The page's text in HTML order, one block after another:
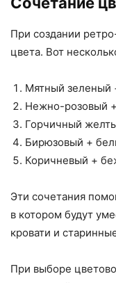
При создании
цвета. Вот
Мятный зеленый
Нежно-розовый
Горчичный
Бирюзовый +
Коричневый +
Эти сочетания
в котором будут
кровати и
При выборе